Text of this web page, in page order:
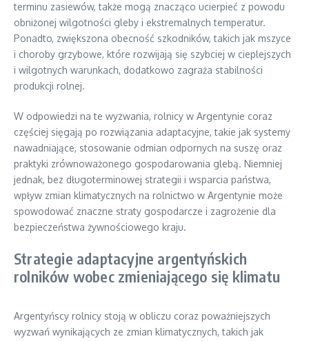
terminu zasiewów, także mogą znacząco ucierpieć z powodu
obniżonej wilgotności gleby i ekstremalnych temperatur.
Ponadto, zwiększona obecność szkodników, takich jak mszyce
i choroby grzybowe, które rozwijają się szybciej w cieplejszych
i wilgotnych warunkach, dodatkowo zagraża stabilności
produkcji rolnej.
W odpowiedzi na te wyzwania, rolnicy w Argentynie coraz
częściej sięgają po rozwiązania adaptacyjne, takie jak systemy
nawadniające, stosowanie odmian odpornych na suszę oraz
praktyki zrównoważonego gospodarowania glebą. Niemniej
jednak, bez długoterminowej strategii i wsparcia państwa,
wpływ zmian klimatycznych na rolnictwo w Argentynie może
spowodować znaczne straty gospodarcze i zagrożenie dla
bezpieczeństwa żywnościowego kraju.
Strategie adaptacyjne argentyńskich
rolników wobec zmieniającego się klimatu
Argentyńscy rolnicy stoją w obliczu coraz poważniejszych
wyzwań wynikających ze zmian klimatycznych, takich jak